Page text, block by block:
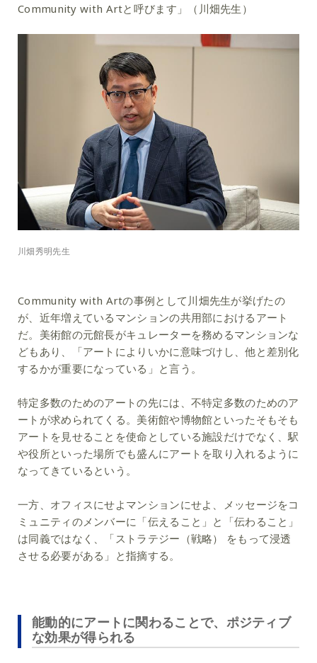
Community with Artと呼びます」（川畑先生）
川畑秀明先生
Community with Artの事例として川畑先生が挙げたの
が、近年増えているマンションの共用部におけるアート
だ。美術館の元館長がキュレーターを務めるマンションな
どもあり、「アートによりいかに意味づけし、他と差別化
するかが重要になっている」と言う。
特定多数のためのアートの先には、不特定多数のためのア
ートが求められてくる。美術館や博物館といったそもそも
アートを見せることを使命としている施設だけでなく、駅
や役所といった場所でも盛んにアートを取り入れるように
なってきているという。
一方、オフィスにせよマンションにせよ、メッセージをコ
ミュニティのメンバーに「伝えること」と「伝わること」
は同義ではなく、「ストラテジー（戦略） をもって浸透
させる必要がある」と指摘する。
能動的にアートに関わることで、ポジティブ
な効果が得られる